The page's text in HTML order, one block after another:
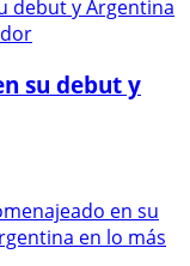
su debut y